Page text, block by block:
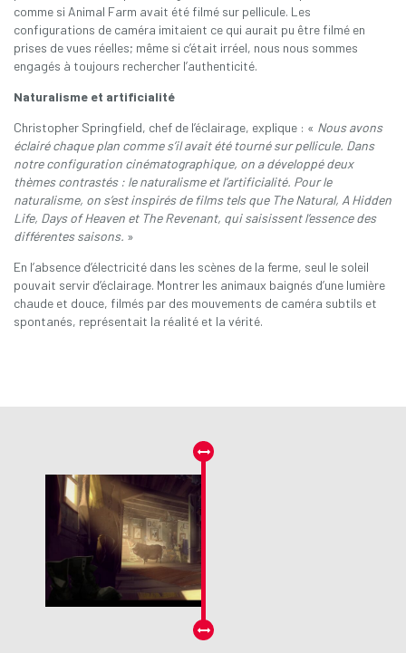
comme si Animal Farm avait été filmé sur pellicule. Les
configurations de caméra imitaient ce qui aurait pu être filmé en
prises de vues réelles; même si c’était irréel, nous nous sommes
engagés à toujours rechercher l’authenticité.
Naturalisme et artificialité
Christopher Springfield, chef de l’éclairage, explique : « Nous avons
éclairé chaque plan comme s’il avait été tourné sur pellicule. Dans
notre configuration cinématographique, on a développé deux
thèmes contrastés : le naturalisme et l’artificialité. Pour le
naturalisme, on s’est inspirés de films tels que The Natural, A Hidden
Life, Days of Heaven et The Revenant, qui saisissent l’essence des
différentes saisons. »
En l’absence d’électricité dans les scènes de la ferme, seul le soleil
pouvait servir d’éclairage. Montrer les animaux baignés d’une lumière
chaude et douce, filmés par des mouvements de caméra subtils et
spontanés, représentait la réalité et la vérité.